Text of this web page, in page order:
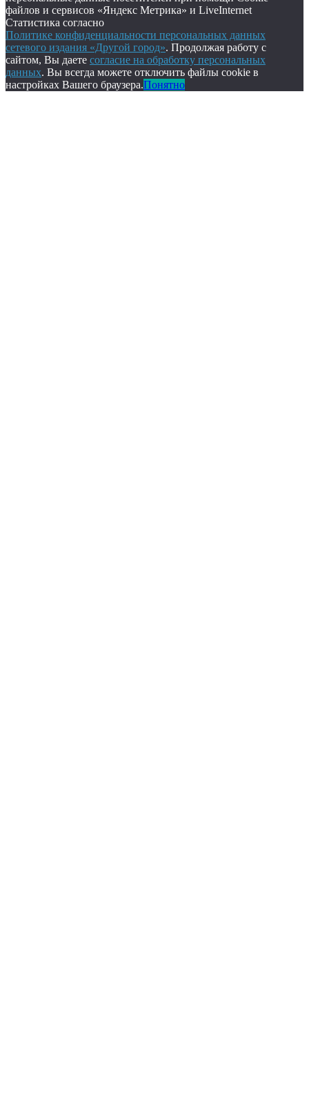
файлов и сервисов «Яндекс Метрика» и LiveInternet
Статистика согласно
Политике конфиденциальности персональных данных
сетевого издания «Другой город». Продолжая работу с
сайтом, Вы даете согласие на обработку персональных
данных. Вы всегда можете отключить файлы cookie в
настройках Вашего браузера.Понятно